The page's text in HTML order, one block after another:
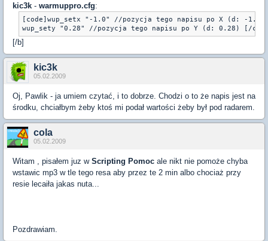
kic3k - warmuppro.cfg:
[code]wup_setx "-1.0" //pozycja tego napisu po X (d: -
wup_sety "0.28" //pozycja tego napisu po Y (d: 0.28) [/
[/b]
kic3k
05.02.2009
Oj, Pawlik - ja umiem czytać, i to dobrze. Chodzi o to że napis jest na
środku, chciałbym żeby ktoś mi podał wartości żeby był pod radarem.
cola
05.02.2009
Witam , pisałem juz w Scripting Pomoc ale nikt nie pomoże chyba
wstawic mp3 w tle tego resa aby przez te 2 min albo chociaż przy
resie lecaiła jakas nuta...
Pozdrawiam.